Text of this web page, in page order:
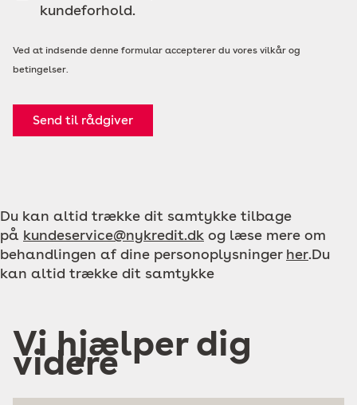
kundeforhold.
Ved at indsende denne formular accepterer du vores vilkår og
betingelser.
Send til rådgiver
Du kan altid trække dit samtykke tilbage
på kundeservice@nykredit.dk og læse mere om
behandlingen af dine personoplysninger her.Du
kan altid trække dit samtykke
Vi hjælper dig
videre